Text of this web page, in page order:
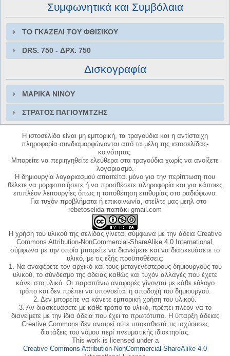
Συμφωνητικά και Συμβόλαια
ΤΟ ΓΚΑΖΕΛΙ ΤΟΥ ΦΘΙΣΙΚΟΥ
DRS. 750 - ΔΡΧ. 750
Δισκογραφία
ΜΑΡΙΚΑ ΝΙΝΟΥ
ΣΤΡΑΤΟΣ ΠΑΓΙΟΥΜΤΖΗΣ
Η ιστοσελίδα είναι μη εμπορική, τα τραγούδια και η αντίστοιχη
πληροφορία συνδιαμορφώνονται από τα μέλη της ιστοσελίδας-
κοινότητας.
Μπορείτε να περιηγηθείτε ελεύθερα στα τραγούδια χωρίς να ανοίξετε
λογαριασμό.
Η δημιουργία λογαριασμού απαιτείται μόνο για την περίπτωση που
θέλετε να μορφοποιήσετε ή να προσθέσετε πληροφορία και για κάποιες
επιπλέον λειτουργίες όπως η τοποθέτηση επιθυμίας στο ραδιόφωνο.
Για τυχόν προβλήματα ή επικοινωνία, στείλτε μας μεηλ στο
rebetoselida παπάκι gmail.com
Η χρήση του υλικού της σελίδας γίνεται σύμφωνα με την άδεια Creative
Commons Attribution-NonCommercial-ShareAlike 4.0 International,
σύμφωνα με την οποία μπορείτε να διανείμετε και να διασκευάσετε το
υλικό, με τις εξής προϋποθέσεις:
1. Να αναφέρετε τον αρχικό και τους μεταγενέστερους δημιουργούς του
υλικού, το σύνδεσμο της άδειας καθώς και τυχόν αλλαγές που έχετε
κάνει στο υλικό. Οι παραπάνω αναφορές γίνονται με κάθε εύλογο
τρόπο και δεν πρέπει να υπονοείται η αποδοχή του δημιουργού.
2. Δεν μπορείτε να κάνετε εμπορική χρήση του υλικού.
3. Αν διασκευάσετε με κάθε τρόπο το υλικό, πρέπει πλέον να το
διανείμετε με την ίδια άδεια που έχει το πρωτότυπο. Η ύπαρξη άδειας
Creative Commons δεν αναιρεί ούτε υποκαθιστά τις ισχύουσες
διατάξεις του νόμου περί πνευματικής ιδιοκτησίας.
This work is licensed under a
Creative Commons Attribution-NonCommercial-ShareAlike 4.0